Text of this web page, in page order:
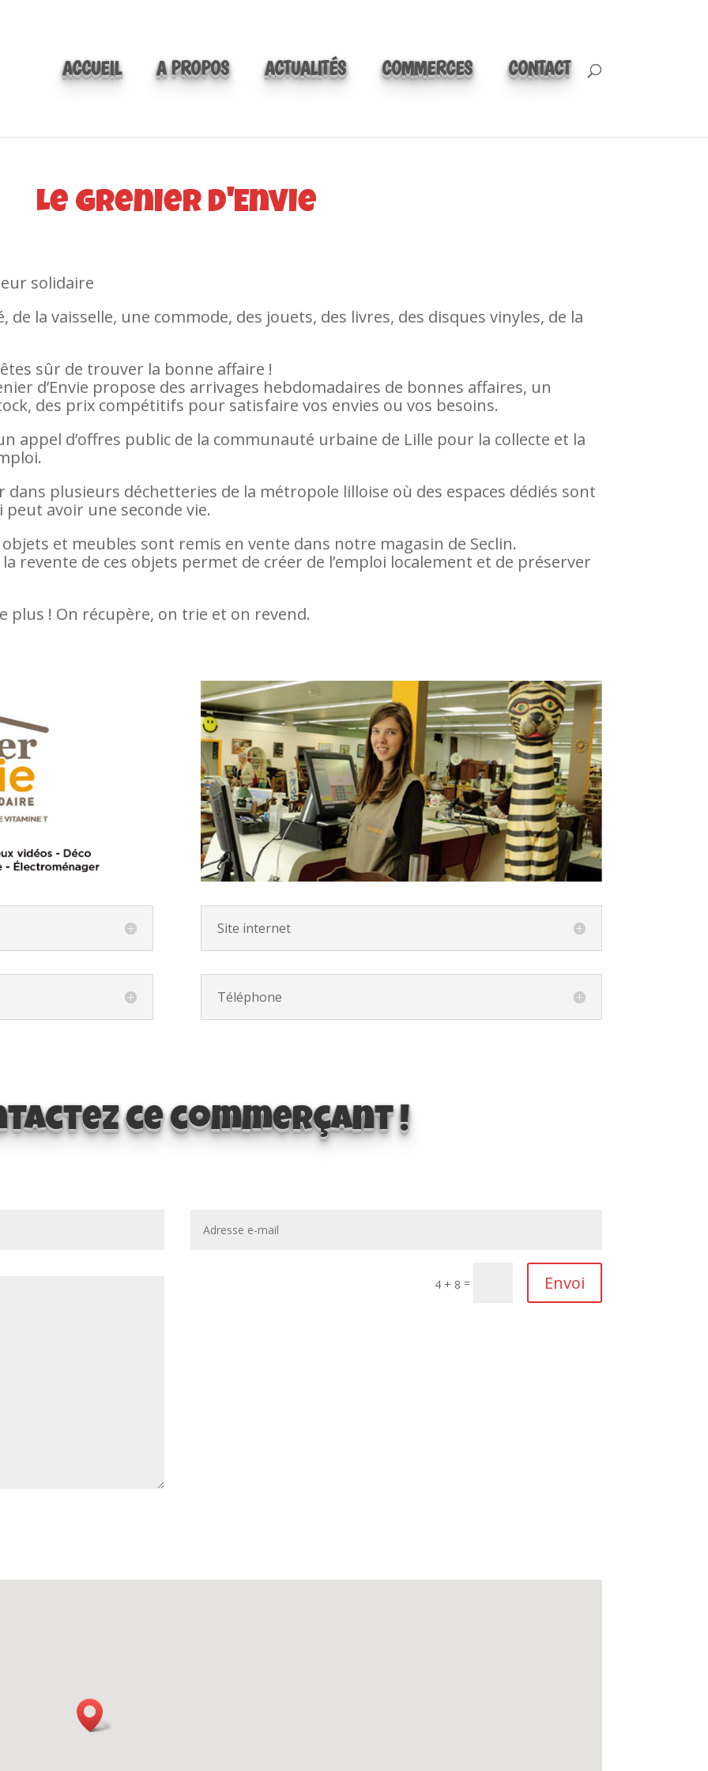
ACCUEIL A PROPOS ACTUALITÉS COMMERCES CONTACT
Le Grenier d'Envie
solidaire
de la vaisselle, une commode, des jouets, des livres, des disques vinyles, de la
sûr de trouver la bonne affaire !
d’Envie propose des arrivages hebdomadaires de bonnes affaires, un
des prix compétitifs pour satisfaire vos envies ou vos besoins.
appel d’offres public de la communauté urbaine de Lille pour la collecte et la
plusieurs déchetteries de la métropole lilloise où des espaces dédiés sont
avoir une seconde vie.
et meubles sont remis en vente dans notre magasin de Seclin.
revente de ces objets permet de créer de l’emploi localement et de préserver
plus ! On récupère, on trie et on revend.
Site internet
Téléphone
ce commerçant !
4 + 8 = Envoi